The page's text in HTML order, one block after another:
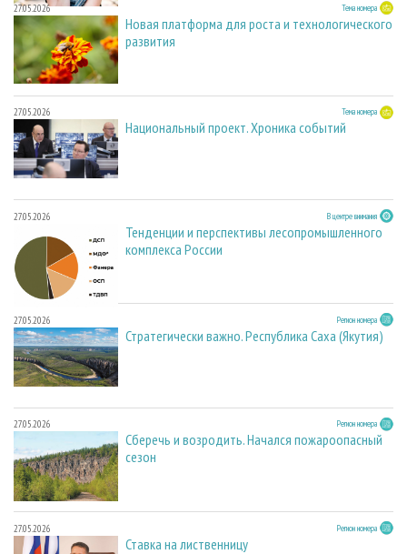
27.05.2026 Тема номера
Новая платформа для роста и технологического
развития
27.05.2026 Тема номера
Национальный проект. Хроника событий
27.05.2026 В центре внимания
Тенденции и перспективы лесопромышленного
комплекса России
27.05.2026 Регион номера
Стратегически важно. Республика Саха (Якутия)
27.05.2026 Регион номера
Сберечь и возродить. Начался пожароопасный
сезон
27.05.2026 Регион номера
Ставка на лиственницу